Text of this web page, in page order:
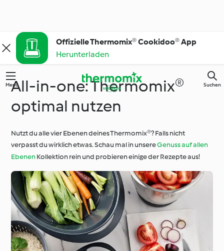
Offizielle Thermomix® Cookidoo® App
Herunterladen
Menü Suchen
All-in-one: Thermomix®
optimal nutzen
Nutzt du alle vier Ebenen deines Thermomix®? Falls nicht
verpasst du wirklich etwas. Schau mal in unsereGenuss auf allen
EbenenKollektion rein und probieren einige der Rezepte aus!